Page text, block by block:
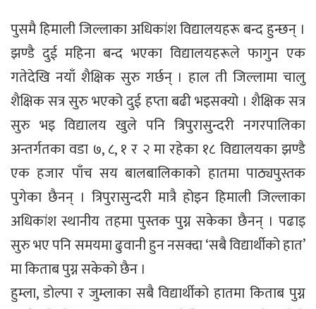
पुसमै हिमाली जिल्लाका अधिकांश विद्यालयहरू बन्द हुन्छन् ।
झण्डै दुई महिना बन्द भएका विद्यालयहरूले फागुन एक
गतेदेखि नयाँ शैक्षिक सुरु गर्छन् । हाल ती जिल्लामा चालु
शैक्षिक सत्र सुरु भएको दुई हप्ता बढी भइसक्यो । शैक्षिक सत्र
सुरु भइ विद्यालय खुले पनि त्रिपुरासुन्दरी नगरपालिका
अन्तर्गतका वडा ७, ८, १ र २ मा रहेका १८ विद्यालयका झण्डै
एक हजार पाँच सय बालबालिकाको हातमा पाठ्यपुस्तक
पुगेका छैनन् । त्रिपुरासुन्दरी मात्रै होइन हिमाली जिल्लाका
अधिकांश स्थानीय तहमा पुस्तक पुग्न सकेका छैनन् । पढाइ
सुरु भए पनि समयमा ढुवानी हुन नसक्दा ‘सबै विद्यार्थीको हात’
मा किताब पुग्न सकेको छैन ।
हुम्ला, डोल्पा र जुम्लाका सबै विद्यार्थीको हातमा किताब पुग्न